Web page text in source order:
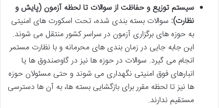
سیستم توزیع و حفاظت از سوالات تا لحظه آزمون (پایش و
نظارت): سوالات بسته بندی شده، تحت اسکورت های امنیتی
به حوزه های برگزاری آزمون در سراسر کشور منتقل می شوند.
این جابه جایی در زمان بندی های محرمانه و با نظارت مستمر
انجام می گیرد. سوالات در حوزه ها نیز در گاوصندوق ها یا
انبارهای فوق امنیتی نگهداری می شوند و حتی مسئولان حوزه
ها نیز تا لحظه مقرر برای بازگشایی بسته ها، به آن ها دسترسی
مستقیم ندارند.